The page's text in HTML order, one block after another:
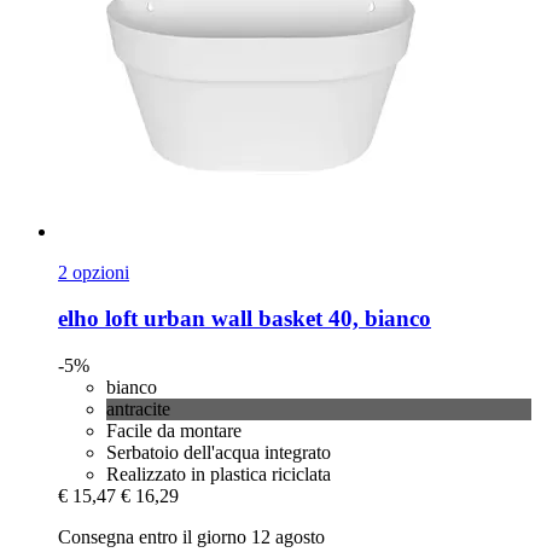
2 opzioni
elho loft urban wall basket 40, bianco
-5%
bianco
antracite
Facile da montare
Serbatoio dell'acqua integrato
Realizzato in plastica riciclata
€ 15,47 € 16,29
Consegna entro il giorno 12 agosto